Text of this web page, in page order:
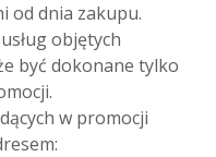
od dnia zakupu.
objętych
być dokonane tylko
w promocji